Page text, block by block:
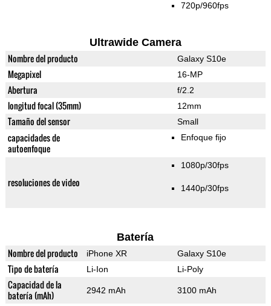
720p/960fps
Ultrawide Camera
Nombre del producto Galaxy S10e
Megapixel 16-MP
Abertura f/2.2
longitud focal (35mm) 12mm
Tamaño del sensor Small
capacidades de
autoenfoque
Enfoque fijo
resoluciones de video
1080p/30fps
1440p/30fps
Batería
Nombre del producto iPhone XR Galaxy S10e
Tipo de batería Li-Ion Li-Poly
Capacidad de la
batería (mAh)
2942 mAh 3100 mAh